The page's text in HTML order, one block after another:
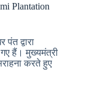
Plantation
द्वारा
हैं। मुख्यमंत्री
करते हुए